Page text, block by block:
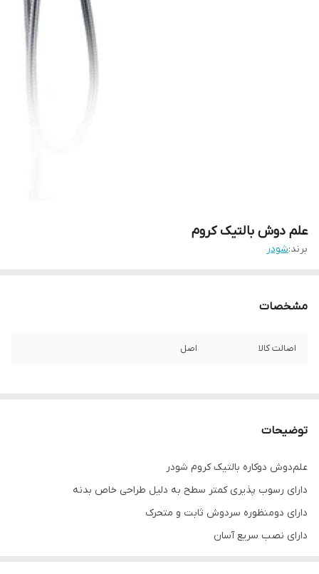
علم دوش بالتیک کروم
برند:شودر
مشخصات
اصالت کالا اصل
توضیحات
علم‌دوش دوکاره بالتیک کروم شودر
دارای رسوب پذیری کمتر سطح به دلیل طراحی خاص بدنه
دارای دومنظوره سردوش ثابت و متحرک
دارای نصب سریع آسان